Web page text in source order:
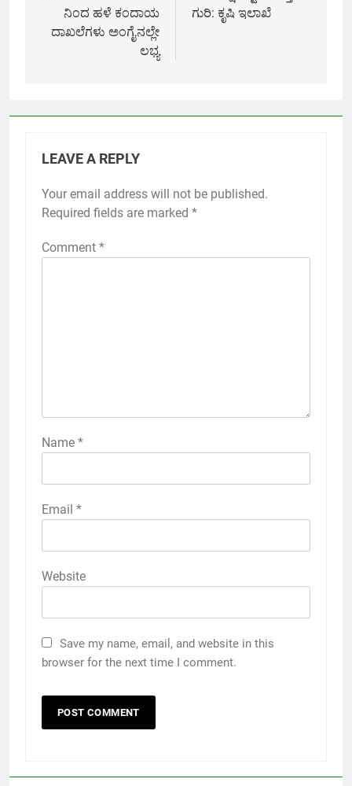
ನಿಂದ ಹಳೆ ಕಂದಾಯ
ದಾಖಲೆಗಳು ಅಂಗೈನಲ್ಲೇ
ಲಭ್ಯ
ಗುರಿ: ಕೃಷಿ ಇಲಾಖೆ
LEAVE A REPLY
Your email address will not be published.
Required fields are marked *
Comment *
Name *
Email *
Website
Save my name, email, and website in this
browser for the next time I comment.